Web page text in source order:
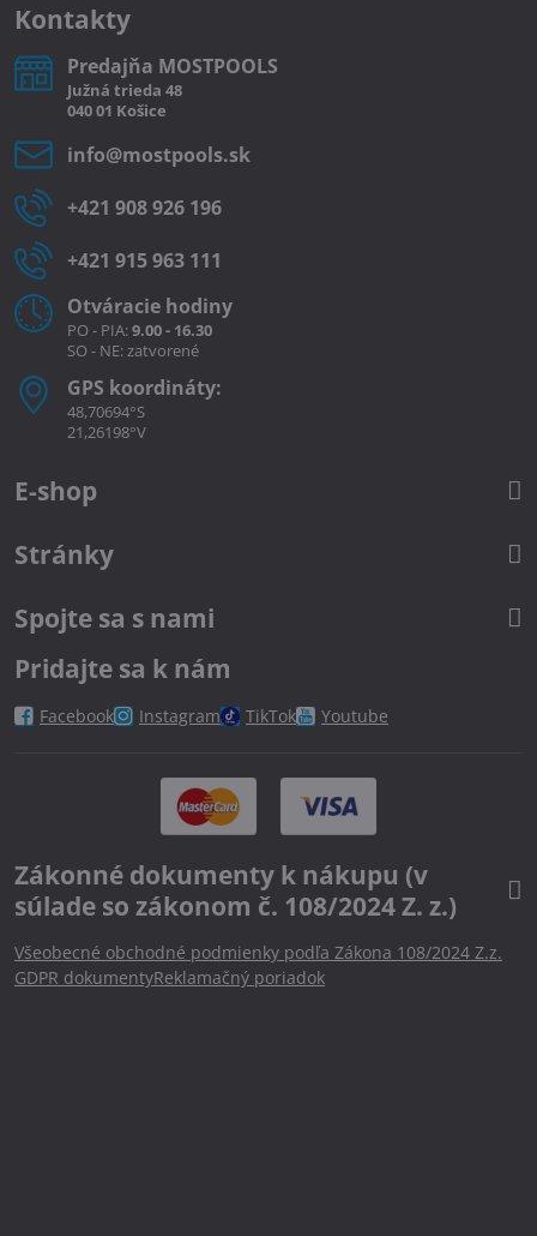
Kontakty
Predajňa MOSTPOOLS
Južná trieda 48
040 01 Košice
info​@mostpools​.sk
+421 908 926 196
+421 915 963 111
Otváracie hodiny
PO - PIA:9.00 - 16.30
SO - NE: zatvorené
GPS koordináty:
48,70694°S
21,26198°V
E-shop
Stránky
Spojte sa s nami
Pridajte sa k nám
Facebook Instagram TikTok Youtube
Zákonné dokumenty k nákupu (v
súlade so zákonom č. 108/2024 Z. z.)
Všeobecné obchodné podmienky podľa Zákona 108/2024 Z.z.
GDPR dokumentyReklamačný poriadok